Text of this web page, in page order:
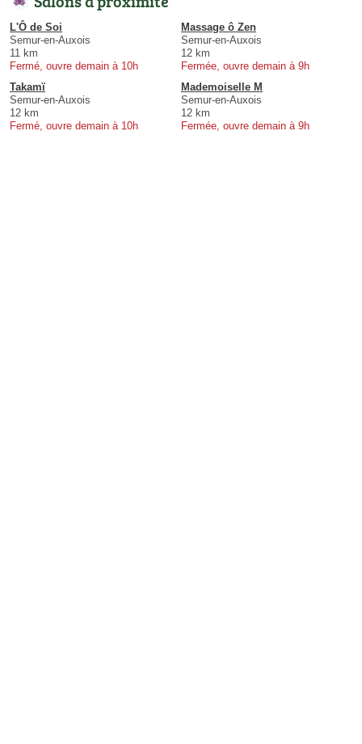
L'Ô de Soi
Semur-en-Auxois
11 km
Fermé, ouvre demain à 10h
Massage ô Zen
Semur-en-Auxois
12 km
Fermée, ouvre demain à 9h
Takamï
Semur-en-Auxois
12 km
Fermé, ouvre demain à 10h
Mademoiselle M
Semur-en-Auxois
12 km
Fermée, ouvre demain à 9h